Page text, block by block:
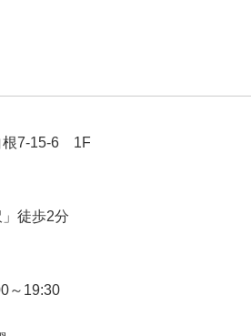
根7-15-6 1F
徒歩2分
～19:30